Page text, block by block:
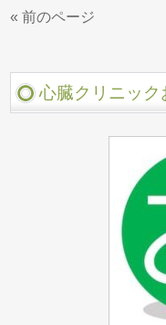
« 前のページ
心臓クリニッ